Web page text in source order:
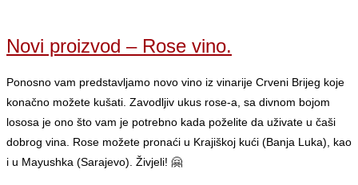
Novi proizvod – Rose vino.
Ponosno vam predstavljamo novo vino iz vinarije Crveni Brijeg koje
konačno možete kušati. Zavodljiv ukus rose-a, sa divnom bojom
lososa je ono što vam je potrebno kada poželite da uživate u čaši
dobrog vina. Rose možete pronaći u Krajiškoj kući (Banja Luka), kao
i u Mayushka (Sarajevo). Živjeli! 🤗